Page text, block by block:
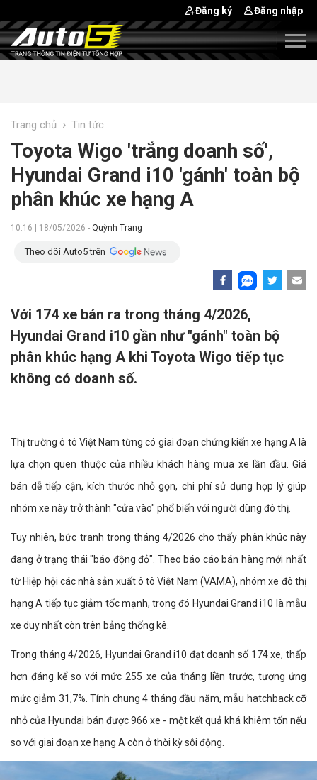
Đăng ký Đăng nhập
Trang chủ › Tin tức
Toyota Wigo 'trắng doanh số',
Hyundai Grand i10 'gánh' toàn bộ
phân khúc xe hạng A
10:16 | 18/05/2026 - Quỳnh Trang
Theo dõi Auto5 trên
Với 174 xe bán ra trong tháng 4/2026,
Hyundai Grand i10 gần như "gánh" toàn bộ
phân khúc hạng A khi Toyota Wigo tiếp tục
không có doanh số.
Thị trường ô tô Việt Nam từng có giai đoạn chứng kiến xe hạng A là
lựa chọn quen thuộc của nhiều khách hàng mua xe lần đầu. Giá
bán dễ tiếp cận, kích thước nhỏ gọn, chi phí sử dụng hợp lý giúp
nhóm xe này trở thành "cửa vào" phổ biến với người dùng đô thị.
Tuy nhiên, bức tranh trong tháng 4/2026 cho thấy phân khúc này
đang ở trạng thái "báo động đỏ". Theo báo cáo bán hàng mới nhất
từ Hiệp hội các nhà sản xuất ô tô Việt Nam (VAMA), nhóm xe đô thị
hạng A tiếp tục giảm tốc mạnh, trong đó Hyundai Grand i10 là mẫu
xe duy nhất còn trên bảng thống kê.
Trong tháng 4/2026, Hyundai Grand i10 đạt doanh số 174 xe, thấp
hơn đáng kể so với mức 255 xe của tháng liền trước, tương ứng
mức giảm 31,7%. Tính chung 4 tháng đầu năm, mẫu hatchback cỡ
nhỏ của Hyundai bán được 966 xe - một kết quả khá khiêm tốn nếu
so với giai đoạn xe hạng A còn ở thời kỳ sôi động.